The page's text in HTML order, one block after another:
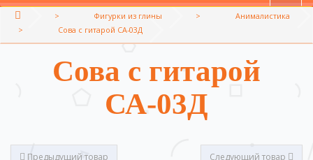
Фигурки из глины
Анималистика
Сова с гитарой СА-03Д
Сова с гитарой
СА-03Д
Предыдущий товар Следующий товар